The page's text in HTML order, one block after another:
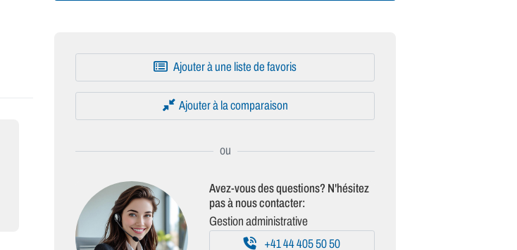
Ajouter à une liste de favoris
Ajouter à la comparaison
Avez-vous des questions? N'hésitez
pas à nous contacter:
Gestion administrative
+41 44 405 50 50